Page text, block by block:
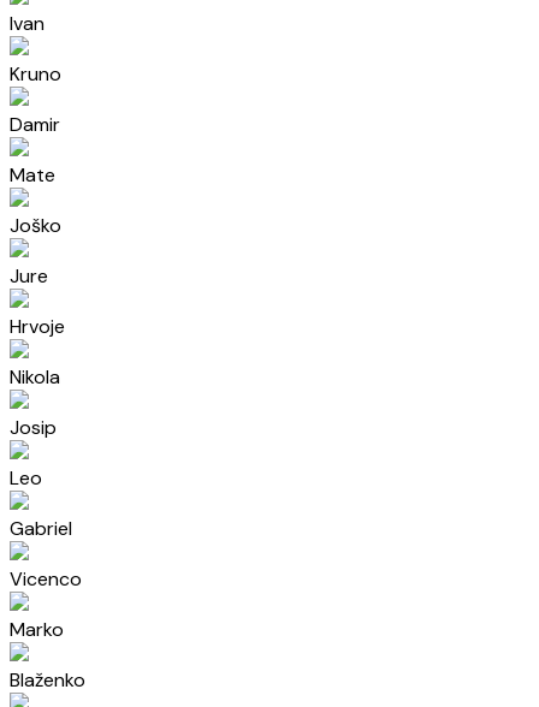
Ivan
Kruno
Damir
Mate
Joško
Jure
Hrvoje
Nikola
Josip
Leo
Gabriel
Vicenco
Marko
Blaženko